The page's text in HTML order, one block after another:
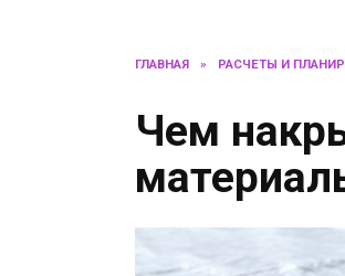
ГЛАВНАЯ » РАСЧЕТЫ И
Чем